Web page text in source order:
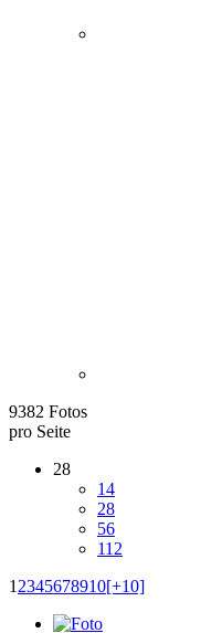
9382 Fotos
pro Seite
28
14
28
56
112
1 2345678910[+10]